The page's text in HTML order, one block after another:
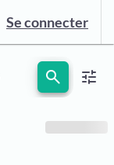
Se connecter
search tune